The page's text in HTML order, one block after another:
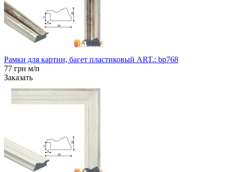
Рамки для картин, багет пластиковый ART.: bp768
77 грн м/п
Заказать